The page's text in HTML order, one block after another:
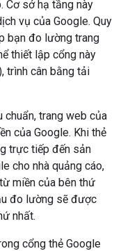
Cơ sở hạ tầng này
vụ của Google. Quy
bạn đo lường trang
thiết lập cổng này
trình cân bằng tải
chuẩn, trang web của
của Google. Khi thẻ
trực tiếp đến sản
cho nhà quảng cáo,
miền của bên thứ
đo lường sẽ được
nhất.
cổng thẻ Google